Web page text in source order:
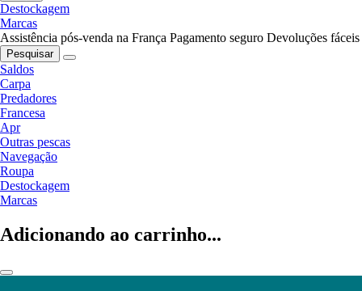
Destockagem
Marcas
Assistência pós-venda na França Pagamento seguro Devoluções fáceis
Pesquisar
Saldos
Carpa
Predadores
Francesa
Apr
Outras pescas
Navegação
Roupa
Destockagem
Marcas
Adicionando ao carrinho...